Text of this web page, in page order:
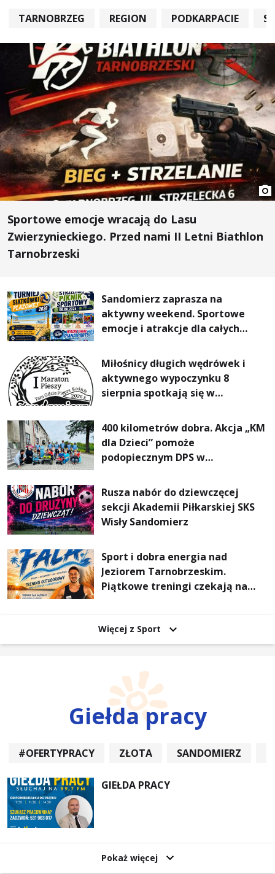
TARNOBRZEG REGION PODKARPACIE
Sportowe emocje wracają do Lasu
Zwierzynieckiego. Przed nami II Letni Biathlon
Tarnobrzeski
Sandomierz zaprasza na
aktywny weekend. Sportowe
emocje i atrakcje dla całych
Miłośnicy długich wędrówek i
aktywnego wypoczynku 8
sierpnia spotkają się w
Pieszym „Tam Gdzie Pieprz
Rośnie”
400 kilometrów dobra. Akcja „KM
dla Dzieci” pomoże
podopiecznym DPS w
Rusza nabór do dziewczęcej
sekcji Akademii Piłkarskiej SKS
Wisły Sandomierz
Sport i dobra energia nad
Jeziorem Tarnobrzeskim.
Piątkowe treningi czekają na
Więcej z Sport
Giełda pracy
#OFERTYPRACY ZŁOTA SANDOMIERZ
GIEŁDA PRACY
Pokaż więcej